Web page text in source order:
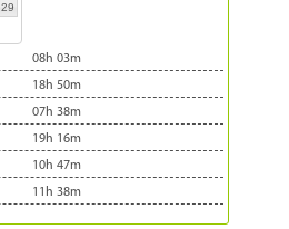
29
08h 03m
18h 50m
07h 38m
19h 16m
10h 47m
11h 38m